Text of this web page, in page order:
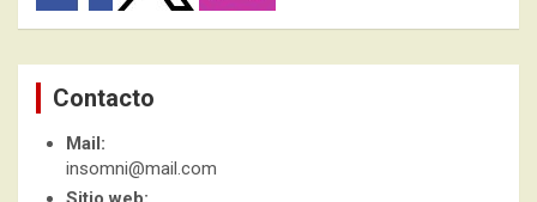
Contacto
Mail:
insomni@mail.com